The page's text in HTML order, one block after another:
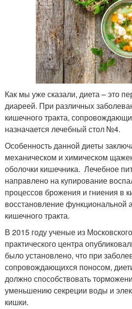
Как мы уже сказали, диета – это
диареей. При различных
кишечного тракта,
назначается лечебный стол №4.
Особенность данной диеты
механическом и химическом
оболочки кишечника. Лечебное
направлено на купирование
процессов брожения и гниения в
восстановление функциональной
кишечного тракта.
В 2015 году ученые из
практического центра
было установлено, что при
сопровождающихся поносом,
должно способствовать
уменьшению секреции воды и
кишки.